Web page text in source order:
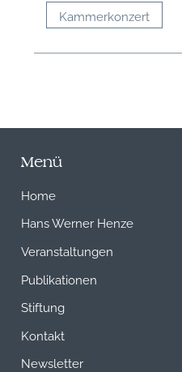
Kammerkonzert
Menü
Home
Hans Werner Henze
Veranstaltungen
Publikationen
Stiftung
Kontakt
Newsletter